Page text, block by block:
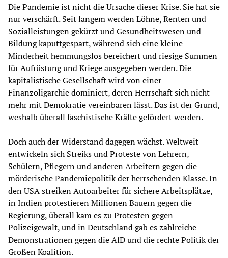
Die Pandemie ist nicht die Ursache dieser Krise. Sie hat sie
nur verschärft. Seit langem werden Löhne, Renten und
Sozialleistungen gekürzt und Gesundheitswesen und
Bildung kaputtgespart, während sich eine kleine
Minderheit hemmungslos bereichert und riesige Summen
für Aufrüstung und Kriege ausgegeben werden. Die
kapitalistische Gesellschaft wird von einer
Finanzoligarchie dominiert, deren Herrschaft sich nicht
mehr mit Demokratie vereinbaren lässt. Das ist der Grund,
weshalb überall faschistische Kräfte gefördert werden.
Doch auch der Widerstand dagegen wächst. Weltweit
entwickeln sich Streiks und Proteste von Lehrern,
Schülern, Pflegern und anderen Arbeitern gegen die
mörderische Pandemiepolitik der herrschenden Klasse. In
den USA streiken Autoarbeiter für sichere Arbeitsplätze,
in Indien protestieren Millionen Bauern gegen die
Regierung, überall kam es zu Protesten gegen
Polizeigewalt, und in Deutschland gab es zahlreiche
Demonstrationen gegen die AfD und die rechte Politik der
Großen Koalition.